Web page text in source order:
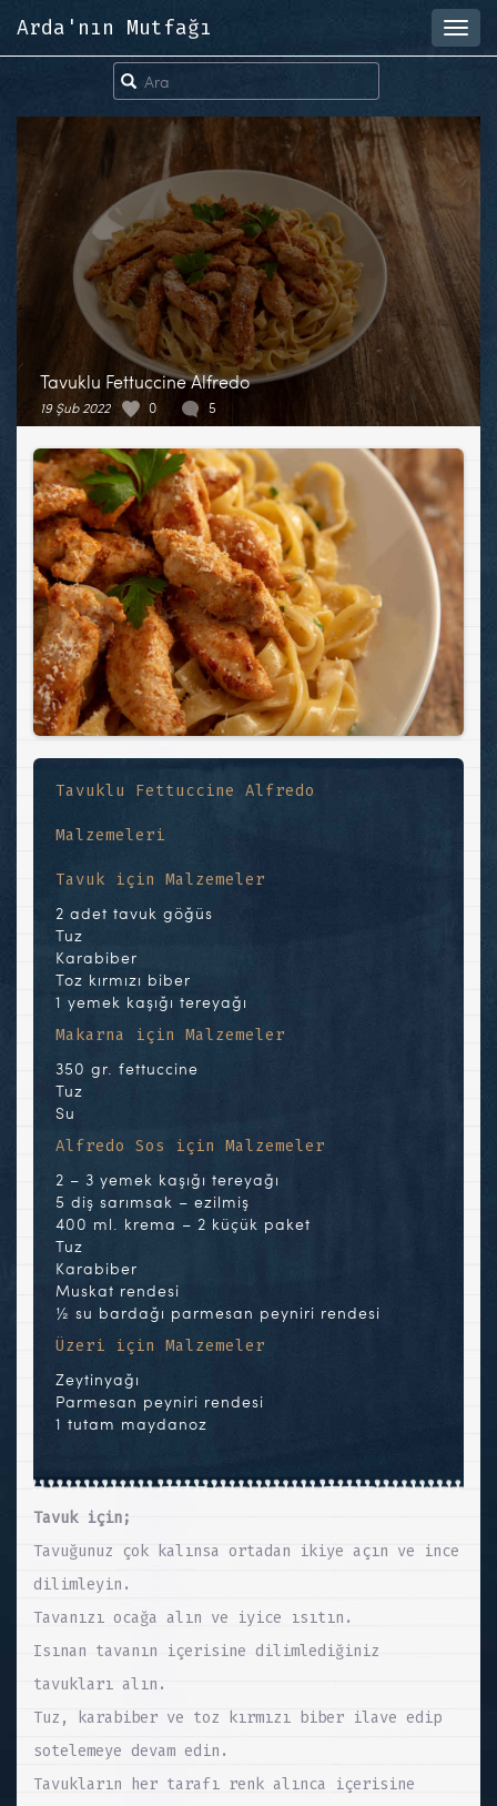
Arda'nın Mutfağı
Tavuklu Fettuccine Alfredo
19 Şub 2022 0 5
Tavuklu Fettuccine Alfredo
Malzemeleri
Tavuk için Malzemeler
2 adet tavuk göğüs
Tuz
Karabiber
Toz kırmızı biber
1 yemek kaşığı tereyağı
Makarna için Malzemeler
350 gr. fettuccine
Tuz
Su
Alfredo Sos için Malzemeler
2 – 3 yemek kaşığı tereyağı
5 diş sarımsak – ezilmiş
400 ml. krema – 2 küçük paket
Tuz
Karabiber
Muskat rendesi
½ su bardağı parmesan peyniri rendesi
Üzeri için Malzemeler
Zeytinyağı
Parmesan peyniri rendesi
1 tutam maydanoz
Tavuk için;
Tavuğunuz çok kalınsa ortadan ikiye açın ve ince
dilimleyin.
Tavanızı ocağa alın ve iyice ısıtın.
Isınan tavanın içerisine dilimlediğiniz
tavukları alın.
Tuz, karabiber ve toz kırmızı biber ilave edip
sotelemeye devam edin.
Tavukların her tarafı renk alınca içerisine